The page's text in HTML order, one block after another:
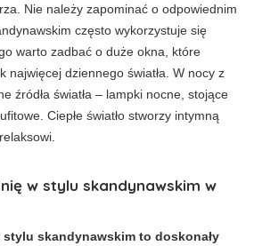
Nie należy zapominać o odpowiednim
często wykorzystuje się
warto zadbać o duże okna, które
najwięcej dziennego światła. W nocy z
źródła światła – lampki nocne, stojące
Ciepłe światło stworzy intymną
w stylu skandynawskim w
skandynawskim to doskonały